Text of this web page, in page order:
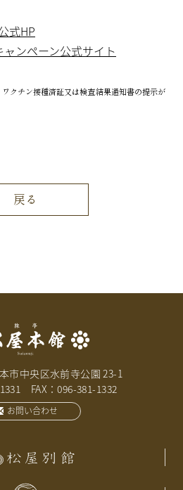
式HP
ンペーン公式サイト
クチン接種済証又は検査結果通知書の提示が
戻る
市中央区水前寺公園 23-1
FAX：096-381-1332
お問い合わせ